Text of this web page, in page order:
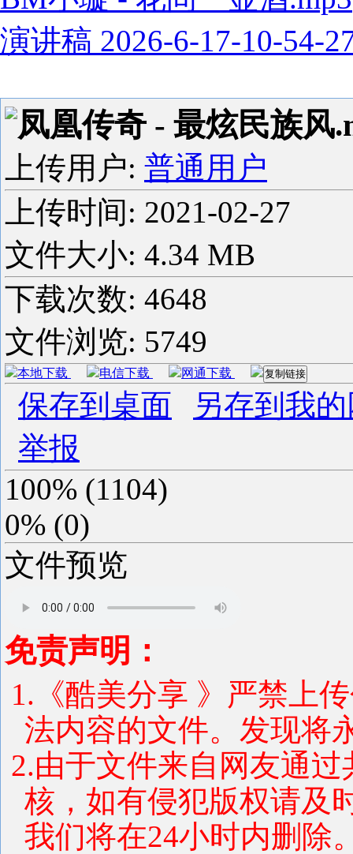
演讲稿 2026-6-17-10-54-
凤凰传奇 - 最炫民族风
上传用户: 普通用户
上传时间: 2021-02-27
文件大小: 4.34 MB
下载次数: 4648
文件浏览: 5749
本地下载 电信下载 网通下载 复制链接
保存到桌面
另存到我
举报
100% (1104)
0% (0)
文件预览
免责声明：
1.《酷美分享 》严禁上
法内容的文件。发现将
2.由于文件来自网友通
核，如有侵犯版权请及
我们将在24小时内删除